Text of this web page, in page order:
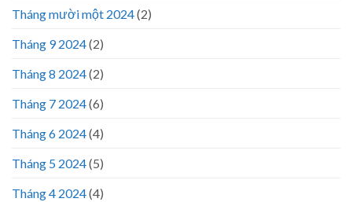
Tháng mười một 2024(2)
Tháng 9 2024(2)
Tháng 8 2024(2)
Tháng 7 2024(6)
Tháng 6 2024(4)
Tháng 5 2024(5)
Tháng 4 2024(4)